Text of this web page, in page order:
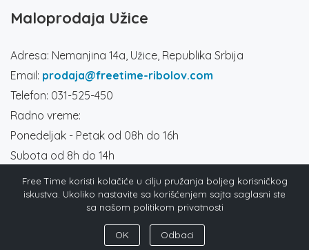
Maloprodaja Užice
Adresa: Nemanjina 14a, Užice, Republika Srbija
Email: prodaja@freetime-ribolov.com
Telefon: 031-525-450
Radno vreme:
Ponedeljak - Petak od 08h do 16h
Subota od 8h do 14h
Društvene mreže
Free Time koristi kolačiće u cilju pružanja boljeg korisničkog
iskustva. Ukoliko nastavite sa korišćenjem sajta saglasni ste
sa našom politikom privatnosti
OK Odbaci